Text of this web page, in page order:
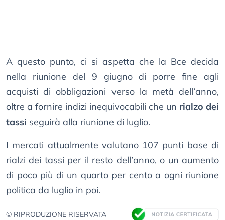
A questo punto, ci si aspetta che la Bce decida
nella riunione del 9 giugno di porre fine agli
acquisti di obbligazioni verso la metà dell’anno,
oltre a fornire indizi inequivocabili che un rialzo dei
tassi seguirà alla riunione di luglio.
I mercati attualmente valutano 107 punti base di
rialzi dei tassi per il resto dell’anno, o un aumento
di poco più di un quarto per cento a ogni riunione
politica da luglio in poi.
© RIPRODUZIONE RISERVATA